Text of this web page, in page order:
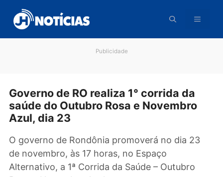
para
conteúdo
Governo de RO realiza 1° corrida da
saúde do Outubro Rosa e Novembro
O governo de Rondônia promoverá no dia 23
de novembro, às 17 horas, no Espaço